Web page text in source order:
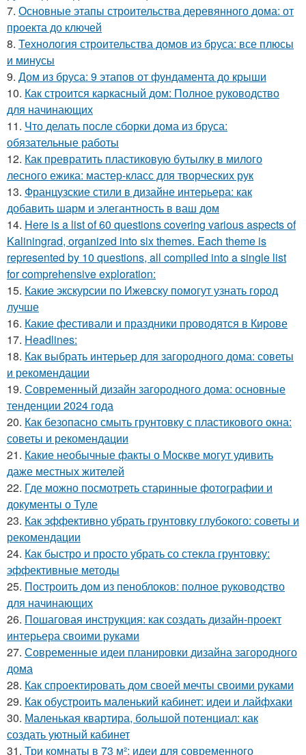
7. Основные этапы строительства деревянного дома: от
проекта до ключей
8. Технология строительства домов из бруса: все плюсы
и минусы
9. Дом из бруса: 9 этапов от фундамента до крыши
10. Как строится каркасный дом: Полное руководство
для начинающих
11. Что делать после сборки дома из бруса:
обязательные работы
12. Как превратить пластиковую бутылку в милого
лесного ежика: мастер-класс для творческих рук
13. Французские стили в дизайне интерьера: как
добавить шарм и элегантность в ваш дом
14. Here is a list of 60 questions covering various aspects of
Kaliningrad, organized into six themes. Each theme is
represented by 10 questions, all compiled into a single list
for comprehensive exploration:
15. Какие экскурсии по Ижевску помогут узнать город
лучше
16. Какие фестивали и праздники проводятся в Кирове
17. Headlines:
18. Как выбрать интерьер для загородного дома: советы
и рекомендации
19. Современный дизайн загородного дома: основные
тенденции 2024 года
20. Как безопасно смыть грунтовку с пластикового окна:
советы и рекомендации
21. Какие необычные факты о Москве могут удивить
даже местных жителей
22. Где можно посмотреть старинные фотографии и
документы о Туле
23. Как эффективно убрать грунтовку глубокого: советы и
рекомендации
24. Как быстро и просто убрать со стекла грунтовку:
эффективные методы
25. Построить дом из пеноблоков: полное руководство
для начинающих
26. Пошаговая инструкция: как создать дизайн-проект
интерьера своими руками
27. Современные идеи планировки дизайна загородного
дома
28. Как спроектировать дом своей мечты своими руками
29. Как обустроить маленький кабинет: идеи и лайфхаки
30. Маленькая квартира, большой потенциал: как
создать уютный кабинет
31. Три комнаты в 73 м²: идеи для современного